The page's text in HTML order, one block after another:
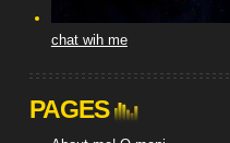
chat wih me
PAGES